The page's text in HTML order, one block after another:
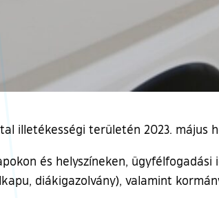
illetékességi területén 2023. május
és helyszíneken,
diákigazolvány), valamint